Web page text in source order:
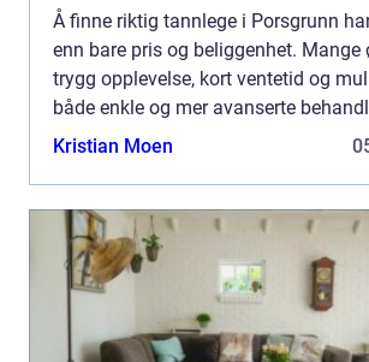
Å finne riktig tannlege i Porsgrunn
enn bare pris og beliggenhet. Mange
trygg opplevelse, kort ventetid og
både enkle og mer avanserte
samme sted. Samtidig øker
Kristian Moen